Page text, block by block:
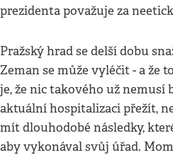
prezidenta považuje za
Pražský hrad se delší dobu
Zeman se může vyléčit - a že
je, že nic takového už nemusí
aktuální hospitalizaci přežít,
mít dlouhodobé následky,
aby vykonával svůj úřad.